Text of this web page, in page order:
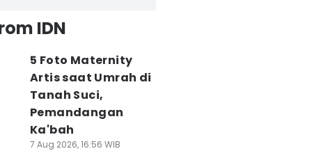
IDN
5 Foto Maternity
Artis saat Umrah di
Tanah Suci,
Pemandangan
Ka'bah
7 Aug 2026, 16:56 WIB